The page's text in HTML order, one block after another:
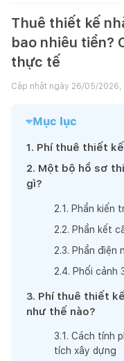
Thuê thiết kế
bao nhiêu tiền?
thực tế
Cập nhật ngày 26/05/2026,
Mục lục
1. Phí thuê thiết
2. Một bộ hồ sơ
gì?
2.1 . Phần kiến
2.2. Phần kết
2.3. Phần điện
2.4. Phối cảnh
3. Phí thuê thiết
như thế nào?
3.1 . Cách tính
tích xây dựng